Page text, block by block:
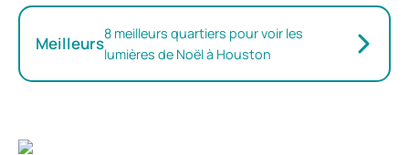
Meilleurs8 meilleurs quartiers pour voir les
lumières de Noël à Houston